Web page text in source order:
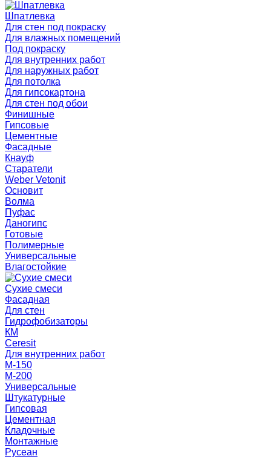
Шпатлевка
Для стен под покраску
Для влажных помещений
Под покраску
Для внутренних работ
Для наружных работ
Для потолка
Для гипсокартона
Для стен под обои
Финишные
Гипсовые
Цементные
Фасадные
Кнауф
Старатели
Weber Vetonit
Основит
Волма
Пуфас
Даногипс
Готовые
Полимерные
Универсальные
Влагостойкие
Сухие смеси
Фасадная
Для стен
Гидрофобизаторы
КМ
Ceresit
Для внутренних работ
М-150
М-200
Универсальные
Штукатурные
Гипсовая
Цементная
Кладочные
Монтажные
Русеан